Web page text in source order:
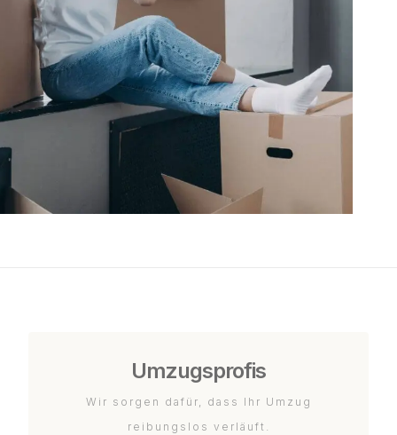
Umzugsprofis
Wir sorgen dafür, dass Ihr Umzug
reibungslos verläuft.